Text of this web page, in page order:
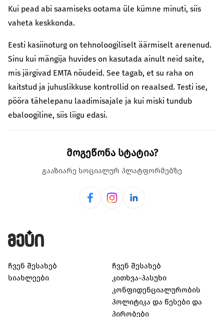
Kui pead abi saamiseks ootama üle kümne minuti, siis
vaheta keskkonda.
Eesti kasiinoturg on tehnoloogiliselt äärmiselt arenenud.
Sinu kui mängija huvides on kasutada ainult neid saite,
mis järgivad EMTA nõudeid. See tagab, et su raha on
kaitstud ja juhuslikkuse kontrollid on reaalsed. Testi ise,
pööra tähelepanu laadimisajale ja kui miski tundub
ebaloogiline, siis liigu edasi.
მოგეწონა სტატია?
გააზიარე სოციალურ პლატფორმებზე
ჩვენ შესახებ
სიახლეები
ჩვენ შესახებ
კითხვა-პასუხი
კონფიდენციალურობის
პოლიტიკა და წესები და
პირობები